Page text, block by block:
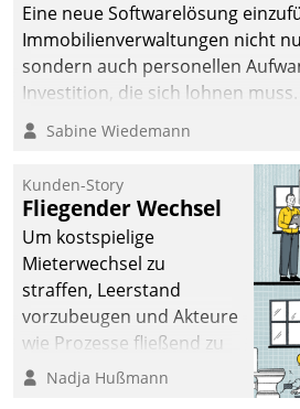
Eine neue Softwarelösung
Immobilienverwaltungen nicht
sondern auch personellen
Investition, die sich lohnen muss.
nachhaltige Optimierung der
dieses Ziel erreicht wird, sollten
Sabine Wiedemann
Kunden-Story
Fliegender Wechsel
Um kostspielige
Mieterwechsel zu
straffen, Leerstand
vorzubeugen und Akteure
wie Prozesse fließend zu
vernetzen, nutzt die
Nadja Hußmann